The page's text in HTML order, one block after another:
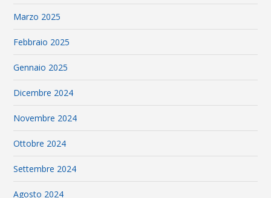
Marzo 2025
Febbraio 2025
Gennaio 2025
Dicembre 2024
Novembre 2024
Ottobre 2024
Settembre 2024
Agosto 2024